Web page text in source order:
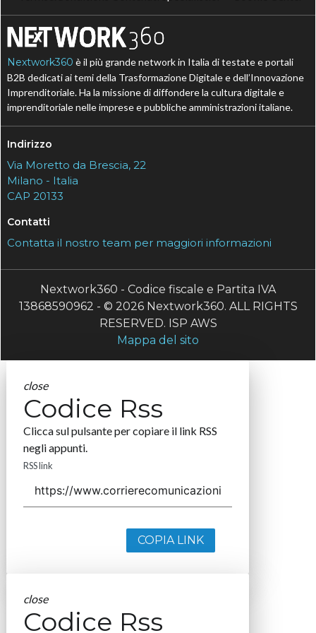
Nextwork360 è il più grande network in Italia di testate e portali
B2B dedicati ai temi della Trasformazione Digitale e dell’Innovazione
Imprenditoriale. Ha la missione di diffondere la cultura digitale e
imprenditoriale nelle imprese e pubbliche amministrazioni italiane.
Indirizzo
Via Moretto da Brescia, 22
Milano - Italia
CAP 20133
Contatti
Contatta il nostro team per maggiori informazioni
Nextwork360 - Codice fiscale e Partita IVA
13868590962 - © 2026 Nextwork360. ALL RIGHTS
RESERVED. ISP AWS
Mappa del sito
close
Codice Rss
Clicca sul pulsante per copiare il link RSS
negli appunti.
RSS link
COPIA LINK
close
Codice Rss